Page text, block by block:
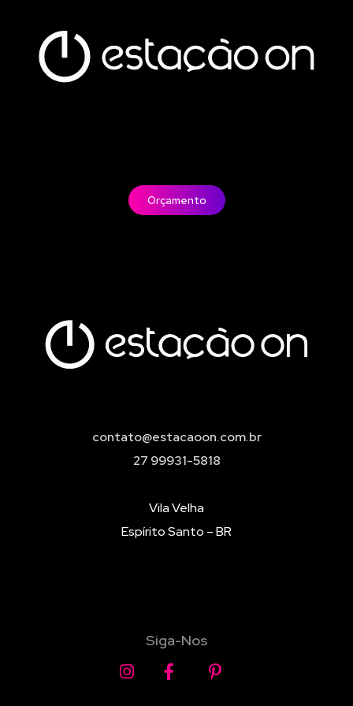
Orçamento
contato@estacaoon.com.br
27 99931-5818
Vila Velha
Espírito Santo – BR
Siga-Nos